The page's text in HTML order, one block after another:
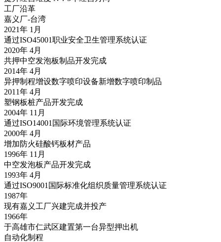
工厂沿革
嘉义厂-台湾
2021年 1月
通过ISO45001职业安全卫生管理系统认证
2020年 4月
共押中空发泡板制品开发完成
2014年 4月
异押制程增设数字喷印设备新增数字喷印制品
2011年 4月
塑钢板桩产品开发完成
2004年 11月
通过ISO14001国际环境管理系统认证
2000年 4月
增加防火硅酸钙板材产品
1996年 11月
中空发泡板产品开发完成
1993年 4月
通过ISO9001国际标准化组织质量管理系统认证
1987年
现有嘉义工厂兴建完成并投产
1966年
于高雄市仁武区建置第一台异型押出机
自动化制程